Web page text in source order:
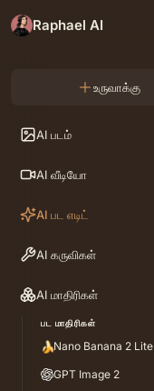
Raphael AI
உருவாக்கு
AI படம்
AI வீடியோ
AI பட எடிட்
AI கருவிகள்
AI மாதிரிகள்
பட மாதிரிகள்
🍌Nano Banana 2 Lite
GPT Image 2